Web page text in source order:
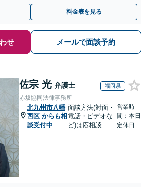
決に導きます。
料金表を見る
せ メールで面談予約
佐宗 光 弁護士 福岡県
赤坂協同法律事務所
北九州市八幡
西区 からも相
談受付中
面談方法(対面・
電話・ビデオな
ど)は応相談
営業時
間：本日
定休日